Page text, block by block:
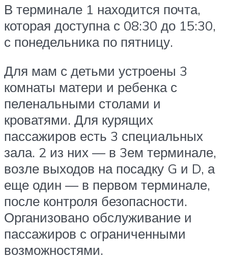
В терминале 1 находится почта,
которая доступна с 08:30 до 15:30,
с понедельника по пятницу.
Для мам с детьми устроены 3
комнаты матери и ребенка с
пеленальными столами и
кроватями. Для курящих
пассажиров есть 3 специальных
зала. 2 из них — в 3ем терминале,
возле выходов на посадку G и D, а
еще один — в первом терминале,
после контроля безопасности.
Организовано обслуживание и
пассажиров с ограниченными
возможностями.